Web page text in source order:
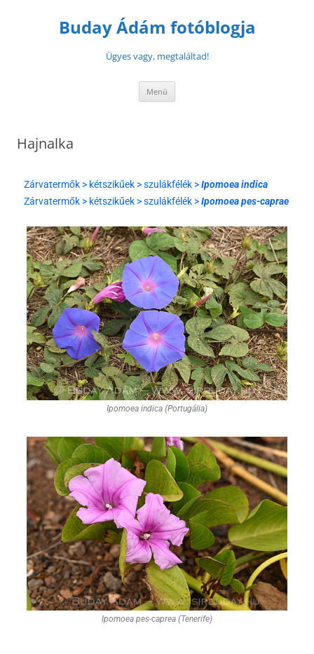
Buday Ádám fotóblogja
Ügyes vagy, megtaláltad!
Menü
Hajnalka
Zárvatermők > kétszikűek > szulákfélék >Ipomoea indica
Zárvatermők > kétszikűek > szulákfélék >Ipomoea pes-caprae
Ipomoea indica (Portugália)
Ipomoea pes-caprea (Tenerife)